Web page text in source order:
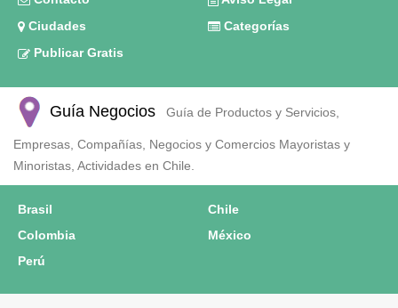
Ciudades
Categorías
Publicar Gratis
Guía Negocios Guía de Productos y Servicios,
Empresas, Compañías, Negocios y Comercios Mayoristas y
Minoristas, Actividades en Chile.
Brasil
Chile
Colombia
México
Perú